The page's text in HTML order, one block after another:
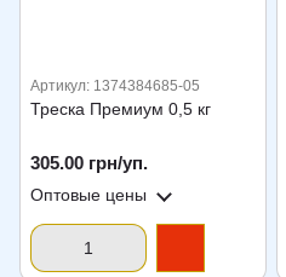
Артикул: 1374384685-05
Треска Премиум 0,5 кг
305.00 грн/уп.
Оптовые цены